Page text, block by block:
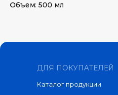
Объем: 500 мл
ДЛЯ ПОКУПАТЕЛЕЙ
Каталог продукции